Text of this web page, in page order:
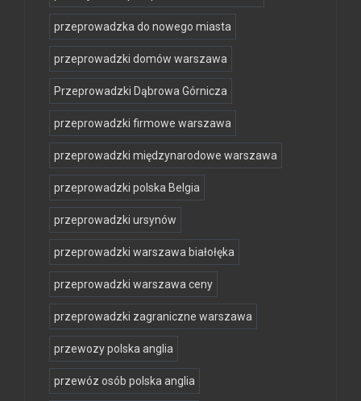
przeprowadzka do nowego miasta
przeprowadzki domów warszawa
Przeprowadzki Dąbrowa Górnicza
przeprowadzki firmowe warszawa
przeprowadzki międzynarodowe warszawa
przeprowadzki polska Belgia
przeprowadzki ursynów
przeprowadzki warszawa białołęka
przeprowadzki warszawa ceny
przeprowadzki zagraniczne warszawa
przewozy polska anglia
przewóz osób polska anglia